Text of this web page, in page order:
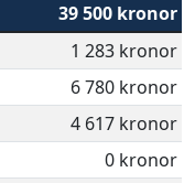
39 500 kronor
1 283 kronor
6 780 kronor
4 617 kronor
0 kronor